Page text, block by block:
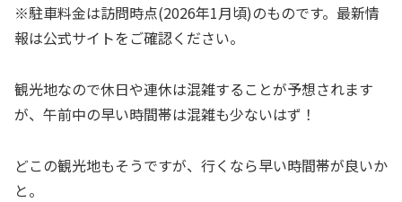
※駐車料金は訪問時点(2026年1月頃)のものです。最新情
報は公式サイトをご確認ください。
観光地なので休日や連休は混雑することが予想されます
が、午前中の早い時間帯は混雑も少ないはず！
どこの観光地もそうですが、行くなら早い時間帯が良いか
と。